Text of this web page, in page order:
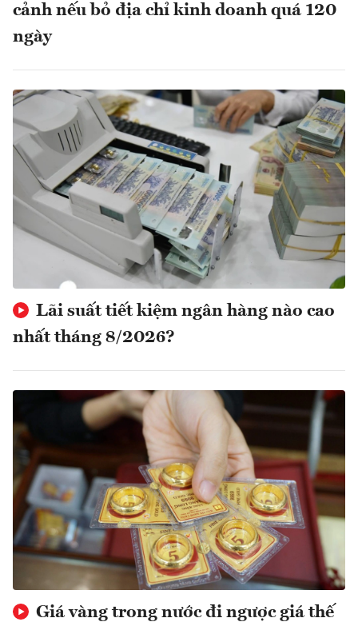
cảnh nếu bỏ địa chỉ kinh doanh quá 120
ngày
Lãi suất tiết kiệm ngân hàng nào cao
nhất tháng 8/2026?
Giá vàng trong nước đi ngược giá thế